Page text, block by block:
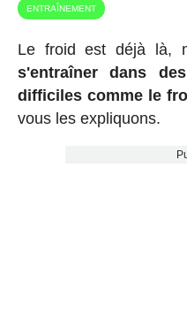
ENTRAÎNEMENT
Le froid est déjà là,
s'entraîner dans
difficiles comme le
vous les expliquons.